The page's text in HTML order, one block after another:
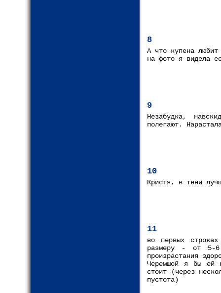
8
А что купена
на фото я видела
9
Незабудка,
полегают.
10
Кристя, в тени
11
во первых
размеру - от 5-
произрастания
Черемшой я бы ей
стоит (через
пустота)